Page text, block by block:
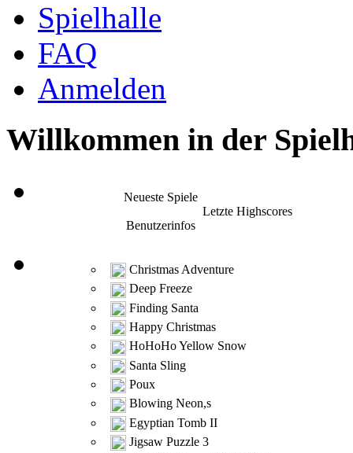
Spielhalle
FAQ
Anmelden
Willkommen in der
Neueste Spiele
Letzte Highscores
Benutzerinfos
Christmas Adventure
Deep Freeze
Finding Santa
Happy Christmas
HoHoHo Yellow Snow
Santa Sling
Poux
Blowing Neon,s
Egyptian Tomb II
Jigsaw Puzzle 3